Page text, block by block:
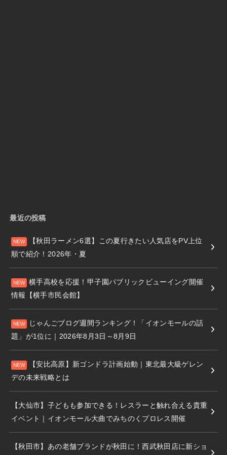
最近の投稿
【秋田ラーメン6選】この夏行きたい人気店をPV上位
順で紹介！2026年・夏
横手高校を応援！甲子園パブリックビューイング開催
情報【横手市民会館】
じゃんごブログ週間ランキング！「イオンモールの話
題」が1位に｜2026年8月3日～8月9日
【安比高原】新ゴンドラ計画始動｜東北最大級ゲレン
デの未来戦略とは
【大仙市】子どもも参加できる！レスラーと触れ合える貴重
イベント｜イオンモール大曲でみちのくプロレス開催
【秋田市】あの老舗ブランドが秋田に！西武秋田店に新ショ